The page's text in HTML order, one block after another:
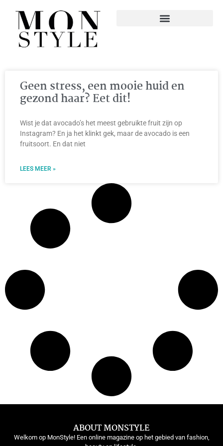
Geen stress, een mooie huid en
gezond haar? Eet dit!
Wist je dat avocado’s het meest gebruikte fruit zijn op
Instagram? En ja het klinkt gek, maar de avocado is een
fruitsoort. En dat niet
LEES MEER »
ABOUT MONSTYLE
Welkom op MonStyle! Een online magazine op het gebied van fashion,